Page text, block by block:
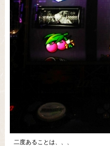
二度あることは、、、